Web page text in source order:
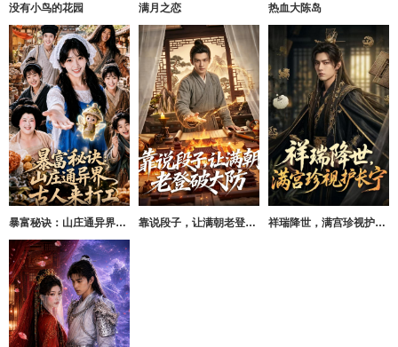
没有小鸟的花园 满月之恋 热血大陈岛
暴富秘诀：山庄通异界古人来打工 靠说段子，让满朝老登大破大防 祥瑞降世，满宫珍视护长宁